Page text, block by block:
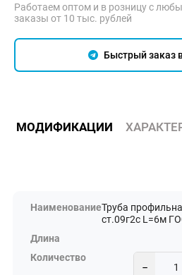
Работаем оптом и в розницу с
заказы от 10 тыс. рублей
Быстрый заказ
МОДИФИКАЦИИ
Труба
ст.09г2с L=6м
−